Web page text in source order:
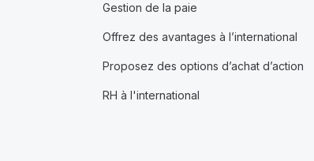
Gestion de la paie
Offrez des avantages à l’international
Proposez des options d’achat d’action
RH à l'international